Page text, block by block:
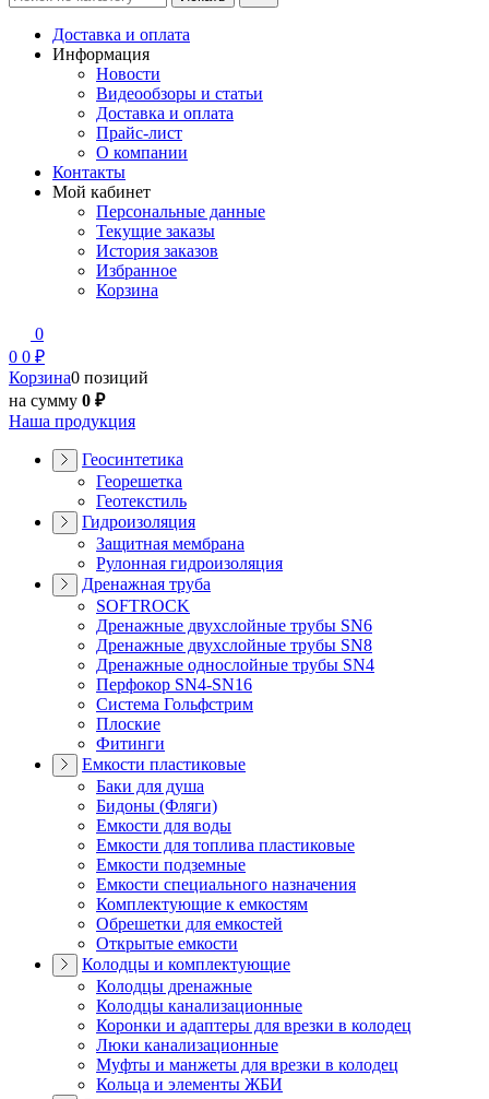
Доставка и оплата
Информация
Новости
Видеообзоры и статьи
Доставка и оплата
Прайс-лист
О компании
Контакты
Мой кабинет
Персональные данные
Текущие заказы
История заказов
Избранное
Корзина
0
0 0 ₽
Корзина0 позиций
на сумму 0 ₽
Наша продукция
Геосинтетика
Георешетка
Геотекстиль
Гидроизоляция
Защитная мембрана
Рулонная гидроизоляция
Дренажная труба
SOFTROCK
Дренажные двухслойные трубы SN6
Дренажные двухслойные трубы SN8
Дренажные однослойные трубы SN4
Перфокор SN4-SN16
Система Гольфстрим
Плоские
Фитинги
Емкости пластиковые
Баки для душа
Бидоны (Фляги)
Емкости для воды
Емкости для топлива пластиковые
Емкости подземные
Емкости специального назначения
Комплектующие к емкостям
Обрешетки для емкостей
Открытые емкости
Колодцы и комплектующие
Колодцы дренажные
Колодцы канализационные
Коронки и адаптеры для врезки в колодец
Люки канализационные
Муфты и манжеты для врезки в колодец
Кольца и элементы ЖБИ